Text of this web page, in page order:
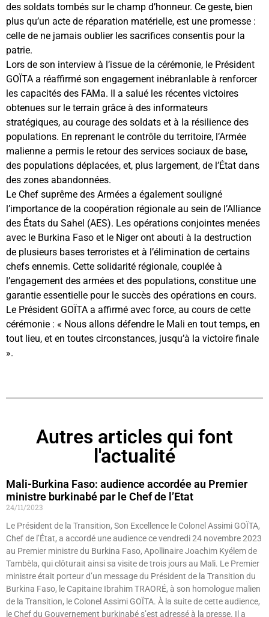
des soldats tombés sur le champ d’honneur. Ce geste, bien
plus qu’un acte de réparation matérielle, est une promesse :
celle de ne jamais oublier les sacrifices consentis pour la
patrie.
Lors de son interview à l’issue de la cérémonie, le Président
GOÏTA a réaffirmé son engagement inébranlable à renforcer
les capacités des FAMa. Il a salué les récentes victoires
obtenues sur le terrain grâce à des informateurs
stratégiques, au courage des soldats et à la résilience des
populations. En reprenant le contrôle du territoire, l’Armée
malienne a permis le retour des services sociaux de base,
des populations déplacées, et, plus largement, de l’État dans
des zones abandonnées.
Le Chef suprême des Armées a également souligné
l’importance de la coopération régionale au sein de l’Alliance
des États du Sahel (AES). Les opérations conjointes menées
avec le Burkina Faso et le Niger ont abouti à la destruction
de plusieurs bases terroristes et à l’élimination de certains
chefs ennemis. Cette solidarité régionale, couplée à
l’engagement des armées et des populations, constitue une
garantie essentielle pour le succès des opérations en cours.
Le Président GOÏTA a affirmé avec force, au cours de cette
cérémonie : « Nous allons défendre le Mali en tout temps, en
tout lieu, et en toutes circonstances, jusqu’à la victoire finale
».
Autres articles qui font
l'actualité
Mali-Burkina Faso: audience accordée au Premier
ministre burkinabé par le Chef de l’Etat
24/11/2023
Le Président de la Transition, Son Excellence le Colonel Assimi GOÏTA,
Chef de l’État, a accordé une audience ce vendredi 24 novembre 2023
au Premier ministre du Burkina Faso, Apollinaire Joachim Kyélem de
Tambèla, qui clôturait ainsi sa visite de trois jours au Mali. Le Premier
ministre était porteur d’un message du Président de la Transition du
Burkina Faso, le Capitaine Ibrahim TRAORÉ, à son homologue malien
de la Transition, le Colonel Assimi GOÏTA. À la suite de cette audience,
le Chef du Gouvernement burkinabé s’est adressé à la presse. Il a